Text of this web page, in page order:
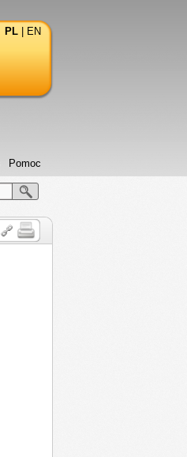
PL EN
Pomoc